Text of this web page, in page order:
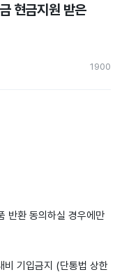
현금지원 받은
1900
반환 동의하실 경우에만
기입금지 (단통법 상한